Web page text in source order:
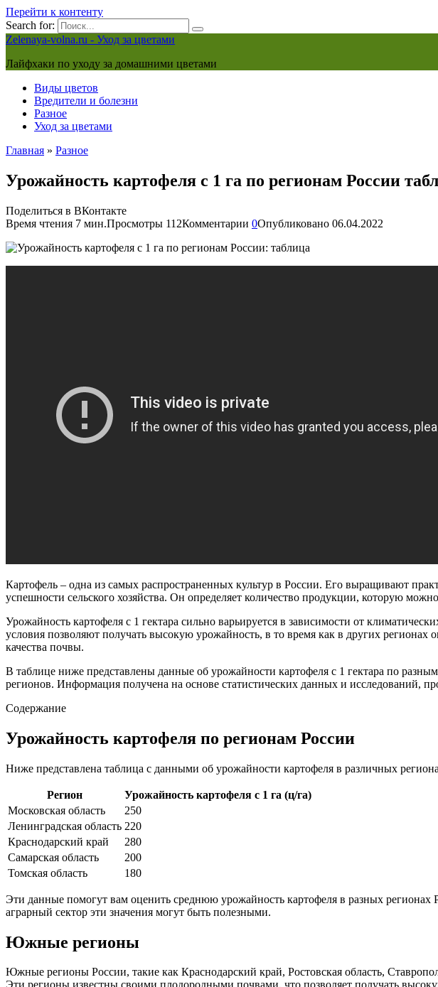
Перейти к контенту
Search for:
Zelenaya-volna.ru - Уход за цветами
Лайфхаки по уходу за домашними цветами
Виды цветов
Вредители и болезни
Разное
Уход за цветами
Главная » Разное
Урожайность картофеля с 1 га по регионам России
Поделиться в ВКонтакте
Время чтения 7 мин.Просмотры 112Комментарии 0Опубликовано 06.04.2022
Картофель – одна из самых распространенных культур в России. Его выращивают
успешности сельского хозяйства. Он определяет количество продукции, которую
Урожайность картофеля с 1 гектара сильно варьируется в зависимости от
условия позволяют получать высокую урожайность, в то время как в других
качества почвы.
В таблице ниже представлены данные об урожайности картофеля с 1 гектара по
регионов. Информация получена на основе статистических данных и исследований,
Содержание
Урожайность картофеля по регионам России
Ниже представлена таблица с данными об урожайности картофеля в различных
Регион
Урожайность картофеля с 1 га (ц/га)
Московская область
250
Ленинградская область 220
Краснодарский край
280
Самарская область
200
Томская область
180
Эти данные помогут вам оценить среднюю урожайность картофеля в разных
аграрный сектор эти значения могут быть полезными.
Южные регионы
Южные регионы России, такие как Краснодарский край, Ростовская область,